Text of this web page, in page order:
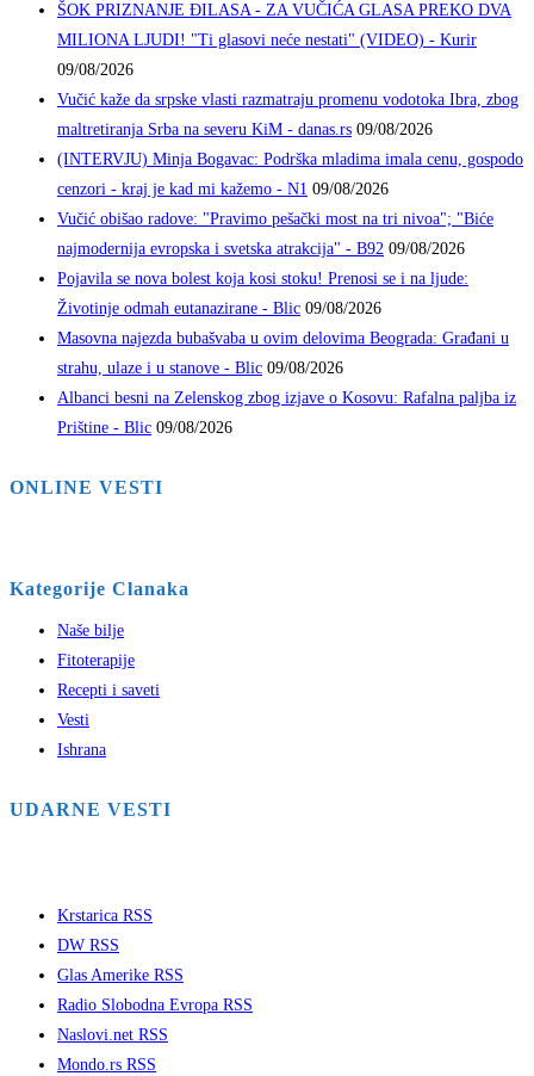
ŠOK PRIZNANJE ĐILASA - ZA VUČIĆA GLASA PREKO DVA
MILIONA LJUDI! "Ti glasovi neće nestati" (VIDEO) - Kurir
09/08/2026
Vučić kaže da srpske vlasti razmatraju promenu vodotoka Ibra, zbog
maltretiranja Srba na severu KiM - danas.rs 09/08/2026
(INTERVJU) Minja Bogavac: Podrška mladima imala cenu, gospodo
cenzori - kraj je kad mi kažemo - N1 09/08/2026
Vučić obišao radove: "Pravimo pešački most na tri nivoa"; "Biće
najmodernija evropska i svetska atrakcija" - B92 09/08/2026
Pojavila se nova bolest koja kosi stoku! Prenosi se i na ljude:
Životinje odmah eutanazirane - Blic 09/08/2026
Masovna najezda bubašvaba u ovim delovima Beograda: Građani u
strahu, ulaze i u stanove - Blic 09/08/2026
Albanci besni na Zelenskog zbog izjave o Kosovu: Rafalna paljba iz
Prištine - Blic 09/08/2026
ONLINE VESTI
Kategorije Clanaka
Naše bilje
Fitoterapije
Recepti i saveti
Vesti
Ishrana
UDARNE VESTI
Krstarica RSS
DW RSS
Glas Amerike RSS
Radio Slobodna Evropa RSS
Naslovi.net RSS
Mondo.rs RSS